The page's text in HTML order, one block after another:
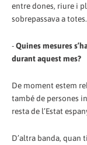
entre dones, riure i
sobrepassava a totes.
-Quines mesures
durant aquest mes?
De moment estem
també de persones
resta de l’Estat
D’altra banda, quan